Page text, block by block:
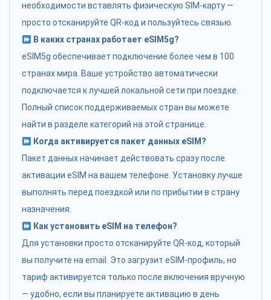
необходимости вставлять физическую SIM-карту —
просто отсканируйте QR-код и пользуйтесь связью.
В каких странах работает eSIM5g?
eSIM5g обеспечивает подключение более чем в 100
странах мира. Ваше устройство автоматически
подключается к лучшей локальной сети при поездке.
Полный список поддерживаемых стран вы можете
найти в разделе категорий на этой странице.
Когда активируется пакет данных eSIM?
Пакет данных начинает действовать сразу после
активации eSIM на вашем телефоне. Установку лучше
выполнять перед поездкой или по прибытии в страну
назначения.
Как установить eSIM на телефон?
Для установки просто отсканируйте QR-код, который
вы получите на email. Это загрузит eSIM-профиль, но
тариф активируется только после включения вручную
— удобно, если вы планируете активацию в день